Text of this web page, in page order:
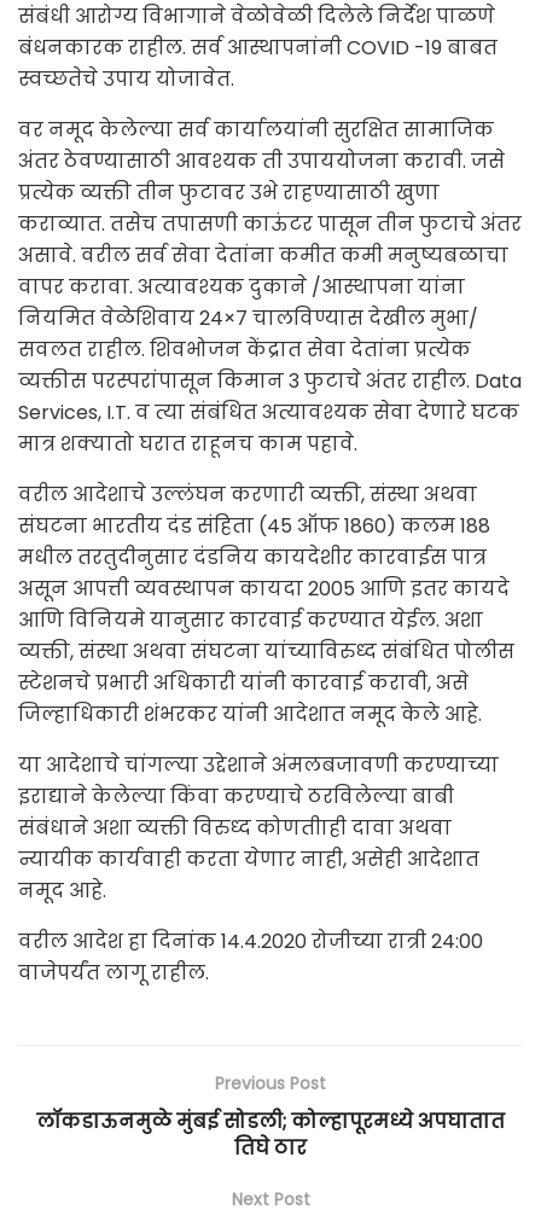
संबंधी आरोग्य विभागाने वेळोवेळी दिलेले निर्देश पाळणे
बंधनकारक राहील. सर्व आस्थापनांनी COVID -19 बाबत
स्वच्छतेचे उपाय योजावेत.
वर नमूद केलेल्या सर्व कार्यालयांनी सुरक्षित सामाजिक
अंतर ठेवण्यासाठी आवश्यक ती उपाययोजना करावी. जसे
प्रत्येक व्यक्ती तीन फुटावर उभे राहण्यासाठी खुणा
कराव्यात. तसेच तपासणी काऊंटर पासून तीन फुटाचे अंतर
असावे. वरील सर्व सेवा देतांना कमीत कमी मनुष्यबळाचा
वापर करावा. अत्यावश्यक दुकाने /आस्थापना यांना
नियमित वेळेशिवाय 24×7 चालविण्यास देखील मुभा/
सवलत राहील. शिवभोजन केंद्रात सेवा देतांना प्रत्येक
व्यक्तीस परस्परांपासून किमान 3 फुटाचे अंतर राहील. Data
Services, I.T. व त्या संबंधित अत्यावश्यक सेवा देणारे घटक
मात्र शक्यातो घरात राहूनच काम पहावे.
वरील आदेशाचे उल्लंघन करणारी व्यक्ती, संस्था अथवा
संघटना भारतीय दंड संहिता (45 ऑफ 1860) कलम 188
मधील तरतुदीनुसार दंडनिय कायदेशीर कारवाईस पात्र
असून आपत्ती व्यवस्थापन कायदा 2005 आणि इतर कायदे
आणि विनियमे यानुसार कारवाई करण्यात येईल. अशा
व्यक्ती, संस्था अथवा संघटना यांच्याविरुध्द संबंधित पोलीस
स्टेशनचे प्रभारी अधिकारी यांनी कारवाई करावी, असे
जिल्हाधिकारी शंभरकर यांनी आदेशात नमूद केले आहे.
या आदेशाचे चांगल्या उद्देशाने अंमलबजावणी करण्याच्या
इराद्याने केलेल्या किंवा करण्याचे ठरविलेल्या बाबी
संबंधाने अशा व्यक्ती विरुध्द कोणतीाही दावा अथवा
न्यायीक कार्यवाही करता येणार नाही, असेही आदेशात
नमूद आहे.
वरील आदेश हा दिनांक 14.4.2020 रोजीच्या रात्री 24:00
वाजेपर्यंत लागू राहील.
Previous Post
लॉकडाऊनमुळे मुंबई सोडली; कोल्हापूरमध्ये अपघातात
तिघे ठार
Next Post